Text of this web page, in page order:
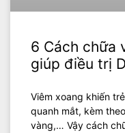
6 Cách chữa
giúp điều trị
Viêm xoang khiến
quanh mắt, kèm
vàng,… Vậy cách